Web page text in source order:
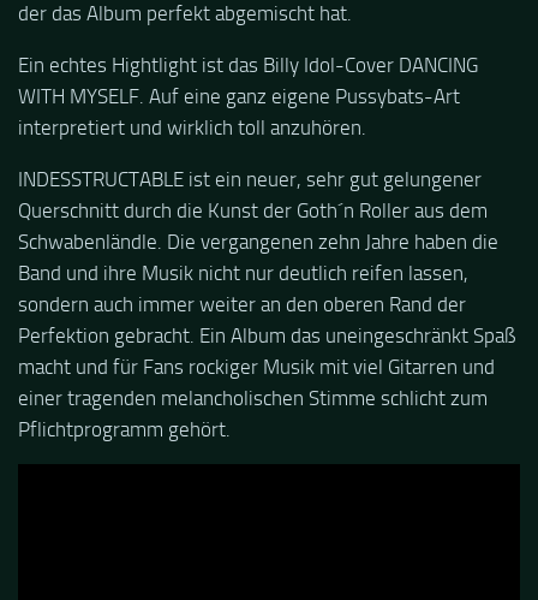
der das Album perfekt abgemischt hat.
Ein echtes Hightlight ist das Billy Idol-Cover DANCING
WITH MYSELF. Auf eine ganz eigene Pussybats-Art
interpretiert und wirklich toll anzuhören.
INDESSTRUCTABLE ist ein neuer, sehr gut gelungener
Querschnitt durch die Kunst der Goth´n Roller aus dem
Schwabenländle. Die vergangenen zehn Jahre haben die
Band und ihre Musik nicht nur deutlich reifen lassen,
sondern auch immer weiter an den oberen Rand der
Perfektion gebracht. Ein Album das uneingeschränkt Spaß
macht und für Fans rockiger Musik mit viel Gitarren und
einer tragenden melancholischen Stimme schlicht zum
Pflichtprogramm gehört.